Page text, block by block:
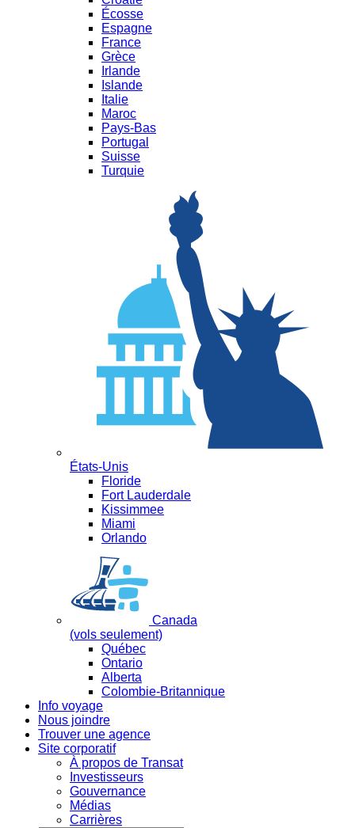
Écosse
Espagne
France
Grèce
Irlande
Islande
Italie
Maroc
Pays-Bas
Portugal
Suisse
Turquie
États-Unis
Floride
Fort Lauderdale
Kissimmee
Miami
Orlando
Canada
(vols seulement)
Québec
Ontario
Alberta
Colombie-Britannique
Info voyage
Nous joindre
Trouver une agence
Site corporatif
À propos de Transat
Investisseurs
Gouvernance
Médias
Carrières